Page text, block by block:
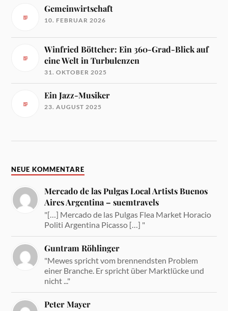
Gemeinwirtschaft
10. FEBRUAR 2026
Winfried Böttcher: Ein 360-Grad-Blick auf
eine Welt in Turbulenzen
31. OKTOBER 2025
Ein Jazz-Musiker
23. AUGUST 2025
NEUE KOMMENTARE
Mercado de las Pulgas Local Artists Buenos
Aires Argentina – suemtravels
"[…] Mercado de las Pulgas Flea Market Horacio
Politi Argentina Picasso […] "
Guntram Röhlinger
"Mewes spricht vom brennendsten Problem
einer Branche. Er spricht über Marktlücke und
nicht ..."
Peter Mayer